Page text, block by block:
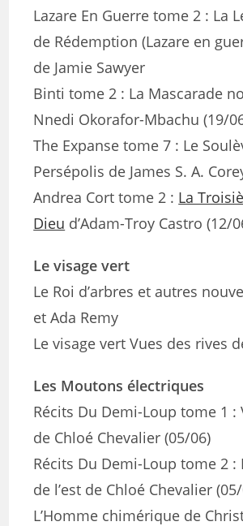
Lazare En Guerre tome 2 : La
de Rédemption (Lazare en
de Jamie Sawyer
Binti tome 2 : La Mascarade
Nnedi Okorafor-Mbachu (19/
The Expanse tome 7 : Le
Persépolis de James S. A.
Andrea Cort tome 2 : La
Dieu d’Adam-Troy Castro (12/
Le visage vert
Le Roi d’arbres et autres
et Ada Remy
Le visage vert Vues des rives
Les Moutons électriques
Récits Du Demi-Loup tome 1 :
de Chloé Chevalier (05/06)
Récits Du Demi-Loup tome 2 :
de l’est de Chloé Chevalier
L’Homme chimérique de